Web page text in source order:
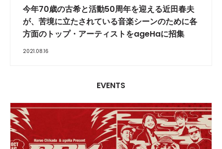
今年70歳の古希と活動50周年を迎える近田春夫
が、苦境に立たされている音楽シーンのために各
方面のトップ・アーティストをageHaに招集
2021.08.16
EVENTS